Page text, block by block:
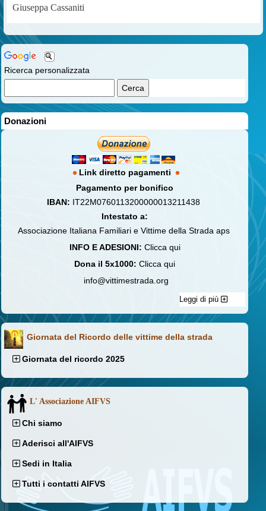
Ricerca personalizzata
Donazioni
Link diretto pagamenti
Pagamento per bonifico
IBAN: IT22M0760113200000013211438
Intestato a:
Associazione Italiana Familiari e Vittime della Strada aps
INFO E ADESIONI: Clicca qui
Dona il 5x1000: Clicca qui
info@vittimestrada.org
Leggi di più
Giornata del Ricordo delle vittime della strada
Giornata del ricordo 2025
L' Associazione AIFVS
Chi siamo
Aderisci all'AIFVS
Sedi in Italia
Tutti i contatti AIFVS
Giuseppa Cassaniti